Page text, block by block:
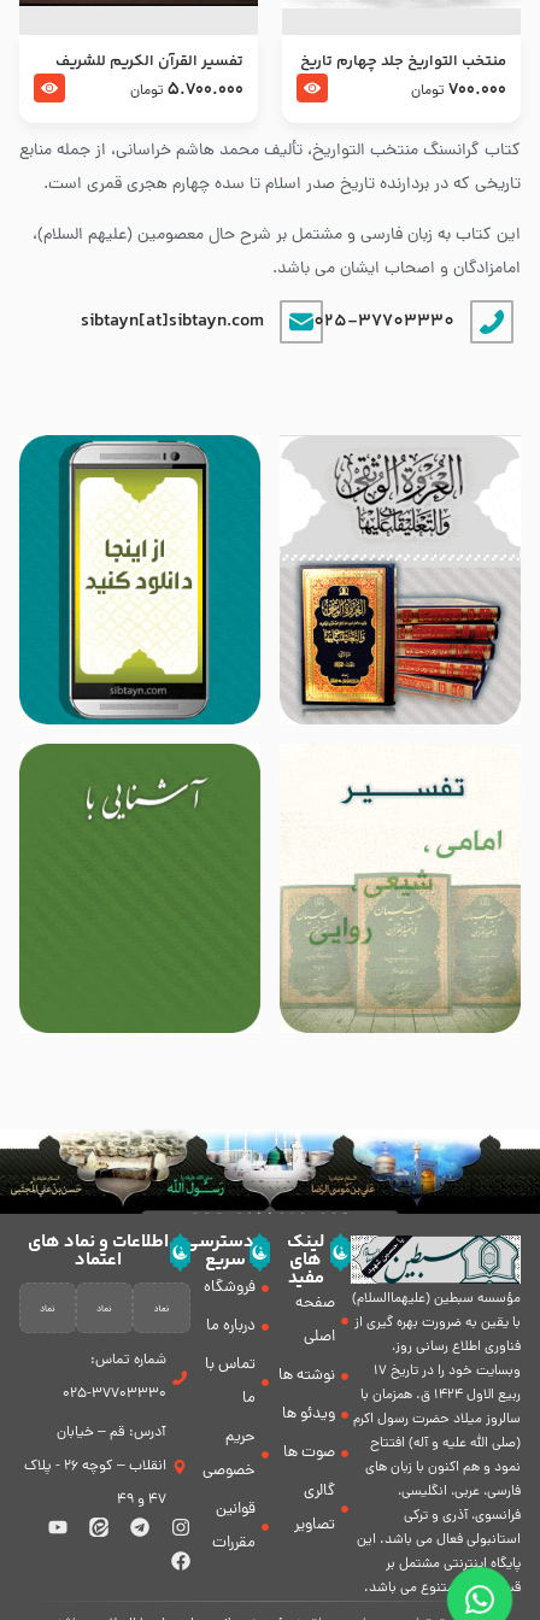
کتاب گرانسنگ منتخب التواريخ، تألیف محمد هاشم خراسانی، از جمله منابع
تاریخی که در بردارنده تاریخ صدر اسلام تا سده چهارم هجری قمری است.
این کتاب به زبان فارسی و مشتمل بر شرح حال معصومین (علیهم السلام)،
امامزادگان و اصحاب ایشان می باشد.
025-37703330
sibtayn[at]sibtayn.com
منتخب التواریخ جلد چهارم تاریخ
امام زین العابدین و امام محمد
700.000 تومان
تفسير القرآن الكريم للشريف
المرتضي قدس سرّه
5.700.000 تومان
مؤسسه سبطين (عليهماالسلام)
با يقين به ضرورت بهره گیرى از
فناورى اطلاع رسانى روز،
وبسایت خود را در تاريخ 17
ربيع الاول 1424 ق. همزمان با
سالروز ميلاد حضرت رسول اكرم
(صلی الله علیه و آله) افتتاح
نمود و هم اكنون با زبان های
فارسی، عربى، انگلیسی،
فرانسوی، آذری و ترکی
استانبولی فعال مى باشد. اين
پايگاه اينترنتى مشتمل بر
قسمت هاى متنوع مى باشد.
لینک
های
مفید
صفحه
اصلی
نوشته ها
ویدئو ها
صوت ها
گالری
تصاویر
دسترسی
سریع
فروشگاه
درباره ما
تماس با
ما
حریم
خصوصی
قوانین
مقررات
اطلاعات و نماد های
اعتماد
شماره تماس:
37703330-025
آدرس: قم – خیابان
انقلاب – کوچه 26 - پلاک
47 و 49